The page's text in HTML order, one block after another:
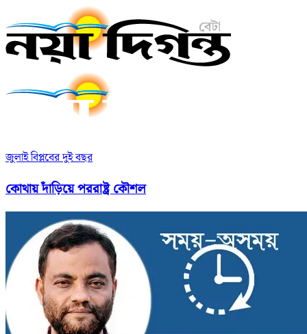
জুলাই বিপ্লবের দুই বছর
কোথায় দাঁড়িয়ে পররাষ্ট্র কৌশল